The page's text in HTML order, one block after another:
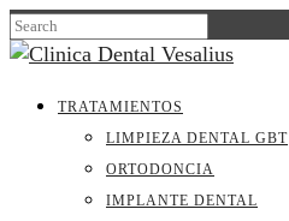
TRATAMIENTOS
LIMPIEZA DENTAL GBT
ORTODONCIA
IMPLANTE DENTAL